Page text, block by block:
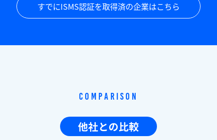
すでにISMS認証を取得済の企業はこちら
Comparison
他社との比較